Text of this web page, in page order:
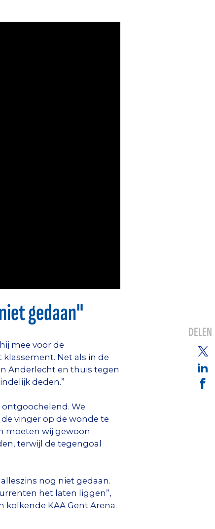
gedaan"
mee voor de
Net als in de
Anderlecht en thuis tegen
deden.”
We
vinger op de wonde te
moeten wij gewoon
terwijl de tegengoal
nog niet gedaan.
het laten liggen”,
KAA Gent Arena.
DELEN